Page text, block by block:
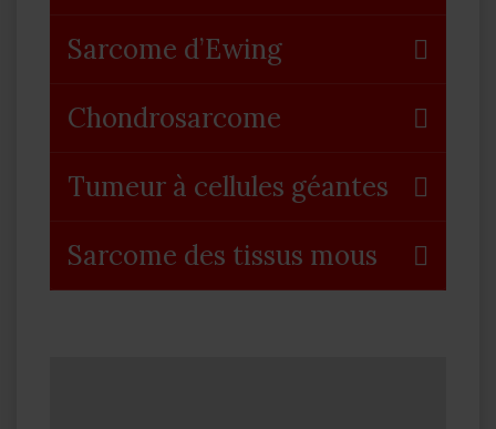
Sarcome d’Ewing
Chondrosarcome
Tumeur à cellules géantes
Sarcome des tissus mous